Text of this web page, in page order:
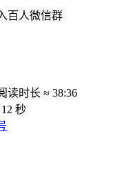
百人微信群
读时长 ≈ 38:36
秒